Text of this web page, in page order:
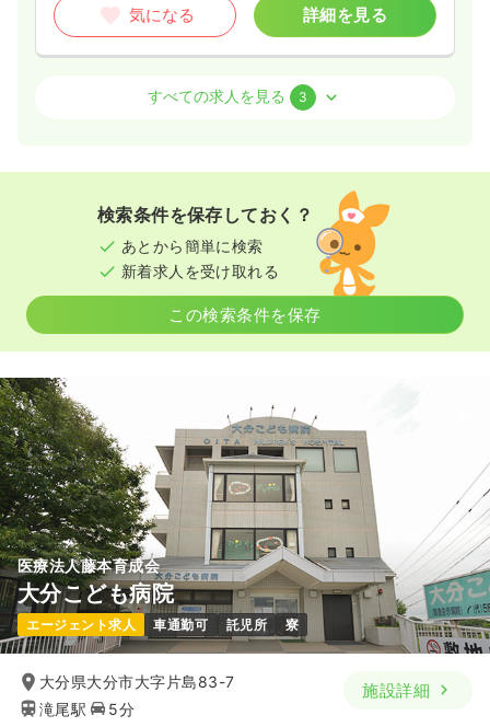
気になる 詳細を見る
正看護師
8:30～17:30
4週8休以上
担当業務未経験可
第二新卒可
月給34万円以上可
気になる 詳細を見る
日勤のみ（パート）
給与 時給1,250〜1,350円
時間 8:30～17:30
担当業務未経験可
第二新卒可 時給1,300円以上可
気になる 詳細を見る
透析正看護師 一般病院
日勤のみ（常勤）
給与 22.0〜29.0
すべての求人を見る 3
検索条件を保存しておく？
あとから簡単に検索
新着求人を受け取れる
この検索条件を保存
医療法人藤本育成会
大分こども病院
エージェント求人 車通勤可 託児所 寮
大分県大分市大字片島83-7
滝尾駅
5分
施設詳細